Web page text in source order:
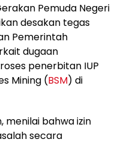
Pemuda Negeri
desakan tegas
Pemerintah
dugaan
penerbitan IUP
Mining (BSM) di
menilai bahwa izin
secara